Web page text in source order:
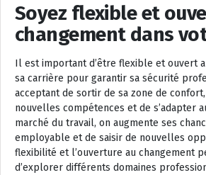
Soyez flexible et
changement dans
Il est important d’être flexible et ouvert
sa carrière pour garantir sa sécurité
acceptant de sortir de sa zone de
nouvelles compétences et de s’adapter
marché du travail, on augmente ses
employable et de saisir de nouvelles
flexibilité et l’ouverture au changement
d’explorer différents domaines